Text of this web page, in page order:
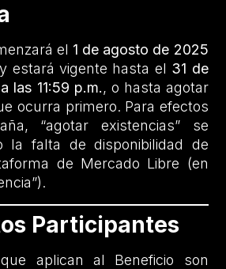
el 1 de agosto de 2025
y estará vigente hasta el 31 de
las 11:59 p.m., o hasta agotar
ocurra primero. Para efectos
“agotar existencias” se
la falta de disponibilidad de
de Mercado Libre (en
Participantes
aplican al Beneficio son